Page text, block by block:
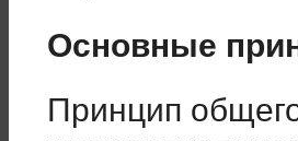
Основные
Принцип